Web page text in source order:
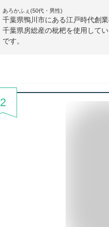
あろかふぇ(50代・男性)
千葉県鴨川市にある江戸時代創
千葉県房総産の枇杷を使用して
です。
2